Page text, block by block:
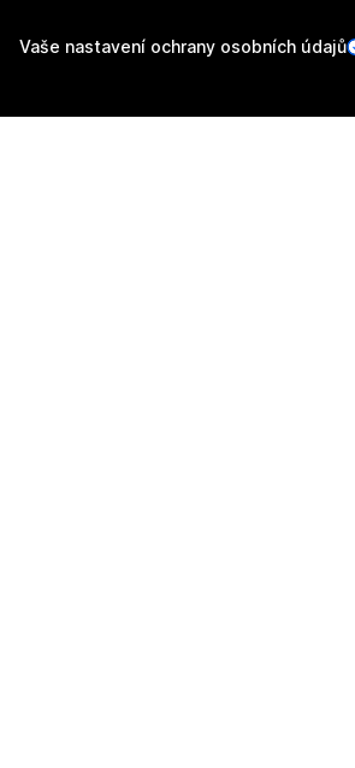
Vaše nastavení ochrany osobních údajů